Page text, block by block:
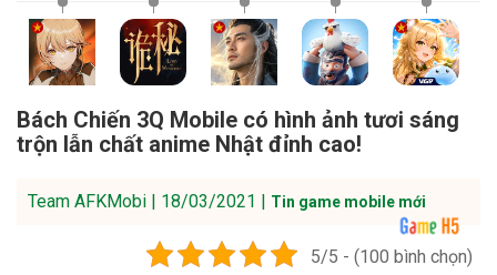
Bách Chiến 3Q Mobile có hình ảnh tươi sáng
trộn lẫn chất anime Nhật đỉnh cao!
Team AFKMobi | 18/03/2021 | Tin game mobile mới
5/5 - (100 bình chọn)